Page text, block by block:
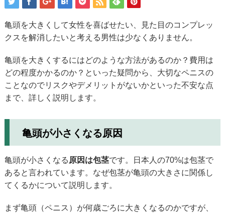
亀頭を大きくして女性を喜ばせたい、見た目のコンプレッ
クスを解消したいと考える男性は少なくありません。
亀頭を大きくするにはどのような方法があるのか？費用は
どの程度かかるのか？といった疑問から、大切なペニスの
ことなのでリスクやデメリットがないかといった不安な点
まで、詳しく説明します。
亀頭が小さくなる原因
亀頭が小さくなる 原因は包茎です。日本人の70%は包茎で
あると言われています。なぜ包茎が亀頭の大きさに関係し
てくるかについて説明します。
まず亀頭（ペニス）が何歳ごろに大きくなるのかですが、